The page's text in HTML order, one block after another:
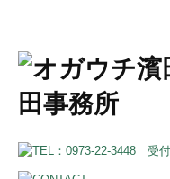
ホーム
サービス内容
今お困りのことから